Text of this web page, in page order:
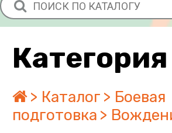
Категория
Каталог
Боевая
подготовка